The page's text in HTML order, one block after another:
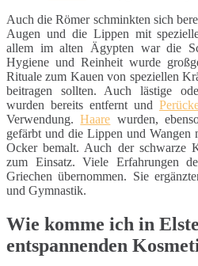
Auch die Römer schminkten sich
Augen und die Lippen mit
allem im alten Ägypten war die
Hygiene und Reinheit wurde
Rituale zum Kauen von speziellen
beitragen sollten. Auch lästige
wurden bereits entfernt und
Verwendung.Haare wurden,
gefärbt und die Lippen und
Ocker bemalt. Auch der schwarze
zum Einsatz. Viele Erfahrungen
Griechen übernommen. Sie
und Gymnastik.
Wie komme ich in
entspannenden